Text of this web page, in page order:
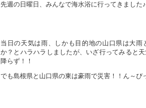
先週の日曜日、みんなで海水浴に行ってきました♪
当日の天気は雨、しかも目的地の山口県は大雨
か？とハラハラしましたが、いざ行ってみると
降らず！！
でも島根県と山口県の東は豪雨で災害！！ん～び